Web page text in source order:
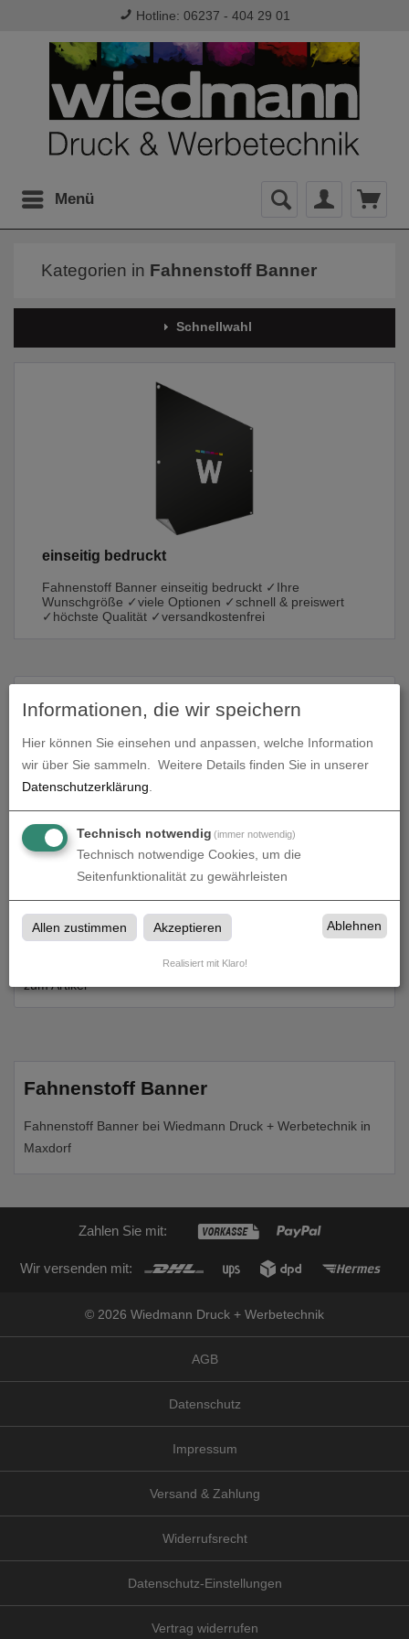
Hotline: 06237 - 404 29 01
Menü
Kategorien in Fahnenstoff Banner
Schnellwahl
einseitig bedruckt
Fahnenstoff Banner einseitig bedruckt ✓Ihre
Wunschgröße ✓viele Optionen ✓schnell & preiswert
✓höchste Qualität ✓versandkostenfrei
Produkte inFahnenstoff Banner
Fahnenstoff Banner | individuelle Größe | einseitig
zum Artikel
Fahnenstoff Banner
Fahnenstoff Banner bei Wiedmann Druck + Werbetechnik in
Maxdorf
Zahlen Sie mit:
Wir versenden mit:
© 2026 Wiedmann Druck + Werbetechnik
AGB
Datenschutz
Impressum
Versand & Zahlung
Widerrufsrecht
Datenschutz-Einstellungen
Vertrag widerrufen
Informationen, die wir speichern
Hier können Sie einsehen und anpassen, welche Information
wir über Sie sammeln.
Weitere Details finden Sie in unserer
Datenschutzerklärung
Technisch notwendig (immer notwendig)
Technisch notwendige Cookies, um die
Seitenfunktionalität zu gewährleisten
Allen zustimmen Akzeptieren Ablehnen
Realisiert mit Klaro!